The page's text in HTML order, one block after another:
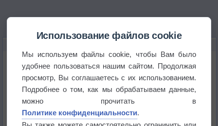
Июль в России стал самым тёплым за всю
историю
В Центральной России наступают самые жаркие
Дневная температура воздуха в ОАЭ превысила
Использование файлов cookie
Мы используем файлы cookie, чтобы Вам было
удобнее пользоваться нашим сайтом. Продолжая
просмотр, Вы соглашаетесь с их использованием.
Подробнее о том, как мы обрабатываем данные,
можно прочитать в
Политике конфиденциальности.